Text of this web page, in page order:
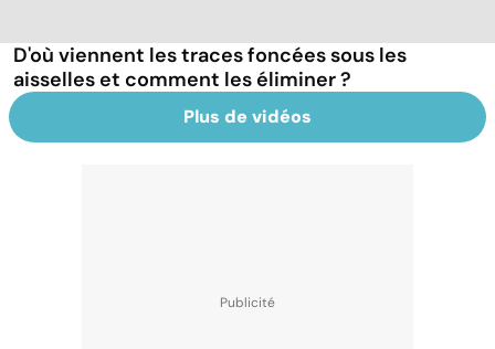
D'où viennent les traces foncées sous les
aisselles et comment les éliminer ?
Plus de vidéos